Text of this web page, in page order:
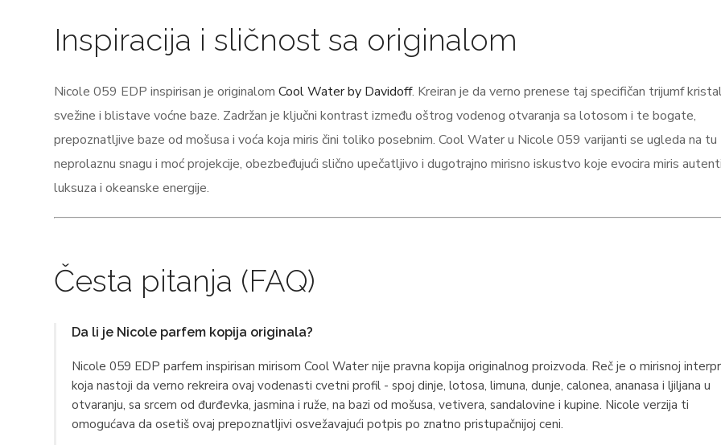
Inspiracija i sličnost sa originalom
Nicole 059 EDP inspirisan je originalom Cool Water by Davidoff. Kreiran je da verno prenese taj specifičan trijumf
svežine i blistave voćne baze. Zadržan je ključni kontrast između oštrog vodenog otvaranja sa lotosom i te bogate,
prepoznatljive baze od mošusa i voća koja miris čini toliko posebnim. Cool Water u Nicole 059 varijanti se ugleda na tu
neprolaznu snagu i moć projekcije, obezbeđujući slično upečatljivo i dugotrajno mirisno iskustvo koje evocira miris
luksuza i okeanske energije.
Česta pitanja (FAQ)
Da li je Nicole parfem kopija originala?
Nicole 059 EDP parfem inspirisan mirisom Cool Water nije pravna kopija originalnog proizvoda. Reč je o mirisnoj
koja nastoji da verno rekreira ovaj vodenasti cvetni profil - spoj dinje, lotosa, limuna, dunje, calonea, ananasa i ljiljana u
otvaranju, sa srcem od đurđevka, jasmina i ruže, na bazi od mošusa, vetivera, sandalovine i kupine. Nicole verzija ti
omogućava da osetiš ovaj prepoznatljivi osvežavajući potpis po znatno pristupačnijoj ceni.